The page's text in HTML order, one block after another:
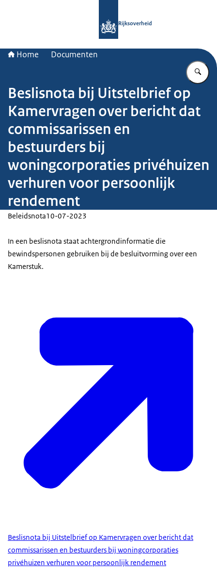
Rijksoverheid
Home Documenten
Beslisnota bij Uitstelbrief op
Kamervragen over bericht dat
commissarissen en
bestuurders bij
woningcorporaties privéhuizen
verhuren voor persoonlijk
rendement
Beleidsnota10-07-2023
In een beslisnota staat achtergrondinformatie die
bewindspersonen gebruiken bij de besluitvorming over een
Kamerstuk.
Beslisnota bij Uitstelbrief op Kamervragen over bericht dat
commissarissen en bestuurders bij woningcorporaties
privéhuizen verhuren voor persoonlijk rendement